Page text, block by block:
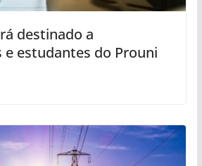
destinado a
e estudantes do Prouni